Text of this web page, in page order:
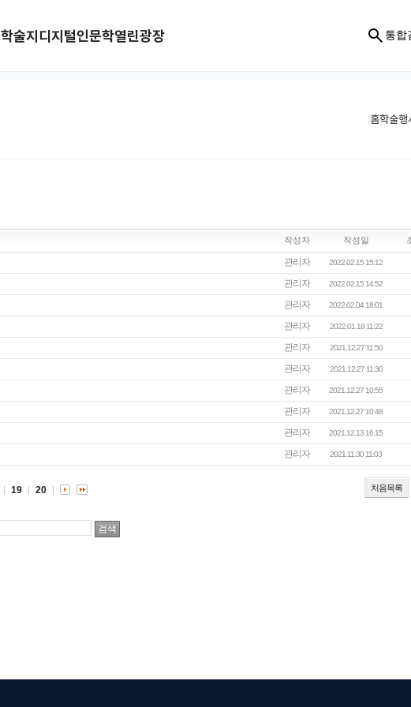
학술지디지털인문학열린광장 통합
홈학술행
작성자 작성일
관리자 2022.02.15 15:12
관리자 2022.02.15 14:52
관리자 2022.02.04 18:01
관리자 2022.01.18 11:22
관리자 2021.12.27 11:50
관리자 2021.12.27 11:30
관리자 2021.12.27 10:55
관리자 2021.12.27 10:48
관리자 2021.12.13 16:15
관리자 2021.11.30 11:03
처음목록
19 20